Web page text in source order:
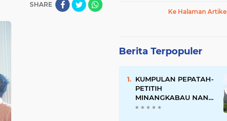
SHARE
Ke Halaman Artikel
Berita Terpopuler
KUMPULAN PEPATAH-
PETITIH
MINANGKABAU NAN
ELOK